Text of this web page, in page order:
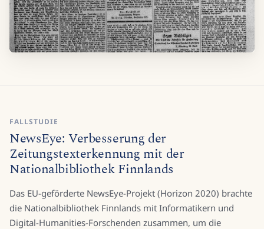
FALLSTUDIE
NewsEye: Verbesserung der
Zeitungstexterkennung mit der
Nationalbibliothek Finnlands
Das EU-geförderte NewsEye-Projekt (Horizon 2020) brachte
die Nationalbibliothek Finnlands mit Informatikern und
Digital-Humanities-Forschenden zusammen, um die